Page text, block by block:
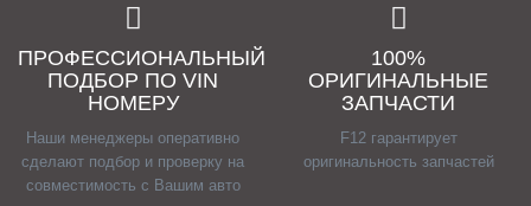
ПРОФЕССИОНАЛЬНЫЙ
ПОДБОР ПО VIN
НОМЕРУ
Наши менеджеры оперативно
сделают подбор и проверку на
совместимость с Вашим авто
100%
ОРИГИНАЛЬНЫЕ
ЗАПЧАСТИ
F12 гарантирует
оригинальность запчастей